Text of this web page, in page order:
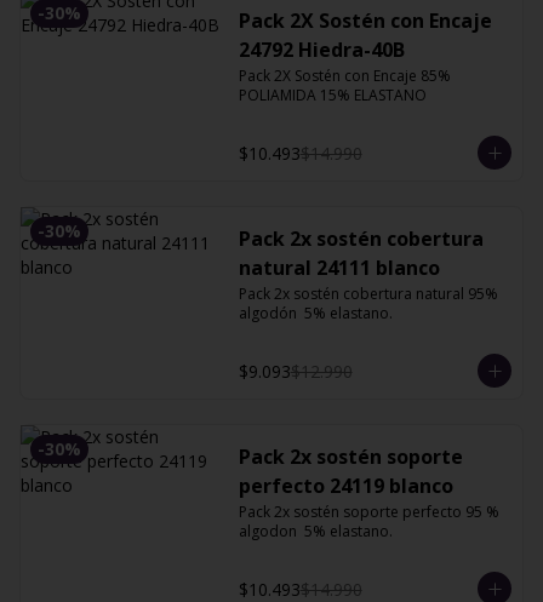
-30%
Pack 2X Sostén con Encaje
24792 Hiedra-40B
Pack 2X Sostén con Encaje 85%
POLIAMIDA 15% ELASTANO
$10.493$14.990
-30%
Pack 2x sostén cobertura
natural 24111 blanco
Pack 2x sostén cobertura natural 95%
algodón  5% elastano.
$9.093$12.990
-30%
Pack 2x sostén soporte
perfecto 24119 blanco
Pack 2x sostén soporte perfecto 95 %
algodon  5% elastano.
$10.493$14.990